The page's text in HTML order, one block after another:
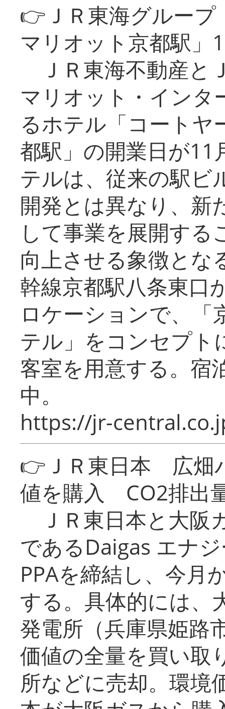
👉ＪＲ東海グルー
マリオット京都駅」
ＪＲ東海不動産と
マリオット・インタ
るホテル「コートヤ
都駅」の開業日が11
テルは、従来の駅ビ
開発とは異なり、新
して事業を展開する
向上させる象徴とな
幹線京都駅八条東口
ロケーションで、「
テル」をコンセプト
客室を用意する。宿
中。
https://jr-
👉ＪＲ東日本 広畑
値を購入 CO2排出
ＪＲ東日本と大阪
であるDaigas エナ
PPAを締結し、今月
する。具体的には、
発電所（兵庫県姫路
価値の全量を買い取
所などに売却。環境